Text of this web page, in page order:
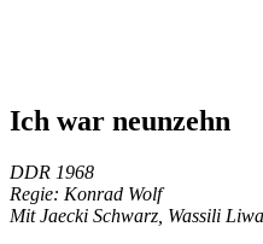
Ich war neunzehn
DDR 1968
Regie: Konrad Wolf
Mit Jaecki Schwarz, Wassili